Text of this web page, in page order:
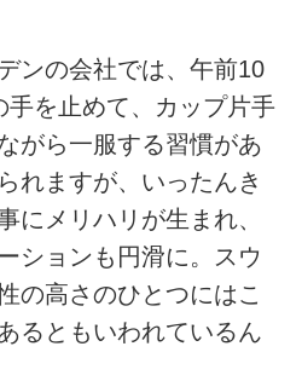
ンの会社では、午前10
手を止めて、カップ片手
がら一服する習慣があ
れますが、いったんき
にメリハリが生まれ、
ションも円滑に。スウ
の高さのひとつにはこ
るともいわれているん